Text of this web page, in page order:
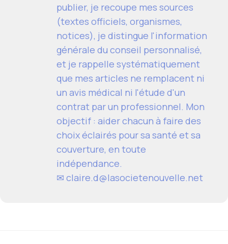
publier, je recoupe mes sources
(textes officiels, organismes,
notices), je distingue l'information
générale du conseil personnalisé,
et je rappelle systématiquement
que mes articles ne remplacent ni
un avis médical ni l'étude d'un
contrat par un professionnel. Mon
objectif : aider chacun à faire des
choix éclairés pour sa santé et sa
couverture, en toute
indépendance.
✉ claire.d@lasocietenouvelle.net